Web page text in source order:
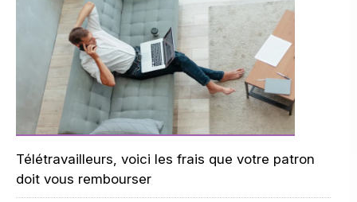
Télétravailleurs, voici les frais que votre patron
doit vous rembourser